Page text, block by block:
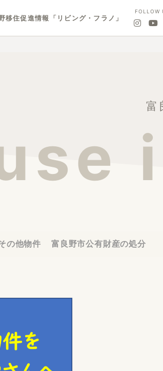
移住促進情報「リビング・フラノ」
FOLLOW
富
の他物件 富良野市公有財産の処分